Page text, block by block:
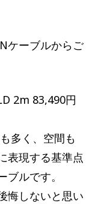
ケーブルからご
2m 83,490円
多く、空間も
表現する基準点
ルです。
悔しないと思い